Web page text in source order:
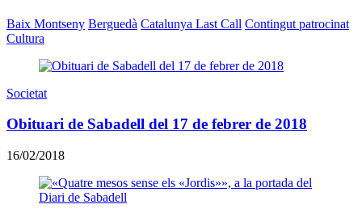
Baix Montseny Berguedà Catalunya Last Call Contingut patrocinat
Cultura
Societat
Obituari de Sabadell del 17 de febrer de 2018
16/02/2018